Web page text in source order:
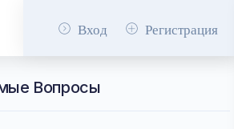
Вход Регистрация
Вопросы